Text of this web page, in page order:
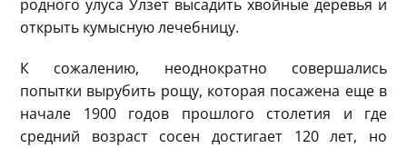
родного улуса Улзет высадить хвойные деревья и
открыть кумысную лечебницу.
К сожалению, неоднократно совершались
попытки вырубить рощу, которая посажена еще в
начале 1900 годов прошлого столетия и где
средний возраст сосен достигает 120 лет, но